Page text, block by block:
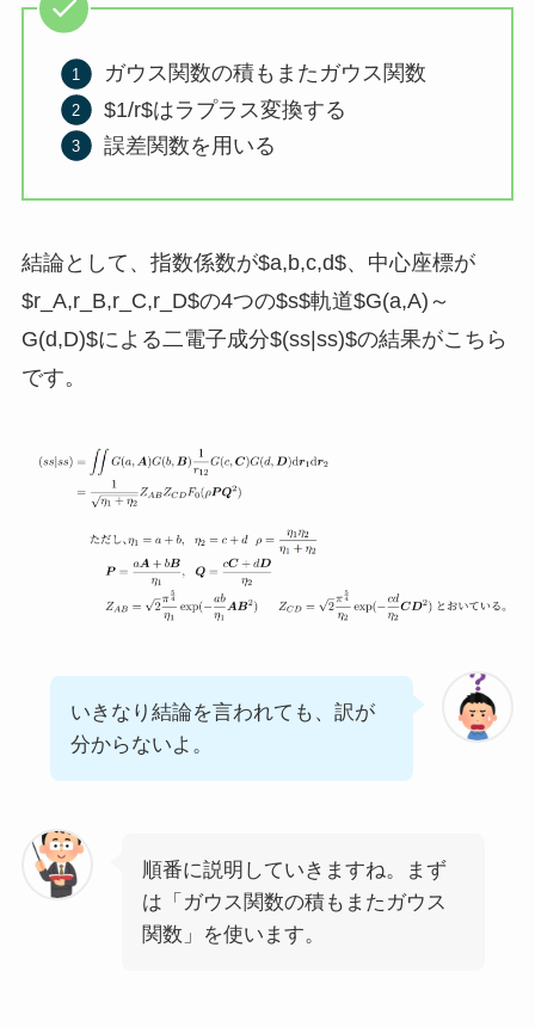
ガウス関数の積もまたガウス関数
$1/r$はラプラス変換する
誤差関数を用いる
結論として、指数係数が$a,b,c,d$、中心座標が
$r_A,r_B,r_C,r_D$の4つの$s$軌道$G(a,A)～
G(d,D)$による二電子成分$(ss|ss)$の結果がこちら
です。
いきなり結論を言われても、訳が
分からないよ。
順番に説明していきますね。まず
は「ガウス関数の積もまたガウス
関数」を使います。